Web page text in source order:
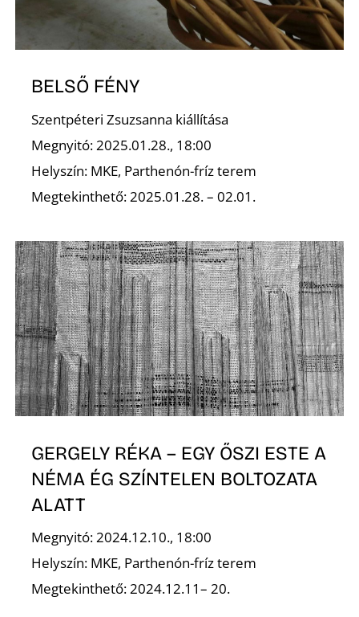
BELSŐ FÉNY
Szentpéteri Zsuzsanna kiállítása
Megnyitó: 2025.01.28., 18:00
Helyszín: MKE, Parthenón-fríz terem
Megtekinthető: 2025.01.28. – 02.01.
GERGELY RÉKA – EGY ŐSZI ESTE A
NÉMA ÉG SZÍNTELEN BOLTOZATA
ALATT
Megnyitó: 2024.12.10., 18:00
Helyszín: MKE, Parthenón-fríz terem
Megtekinthető: 2024.12.11– 20.